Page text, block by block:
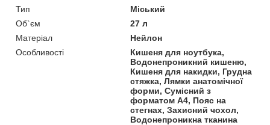
Тип
Міський
Об`єм
27 л
Матеріал
Нейлон
Особливості
Кишеня для ноутбука,
Водонепроникний кишеню,
Кишеня для накидки, Грудна
стяжка, Лямки анатомічної
форми, Сумісний з
форматом А4, Пояс на
стегнах, Захисний чохол,
Водонепроникна тканина